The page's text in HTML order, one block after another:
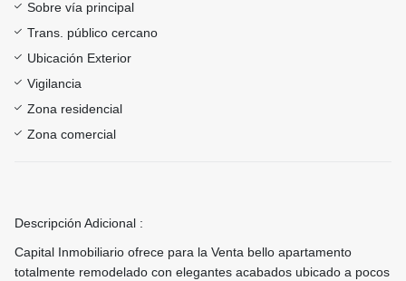
Sobre vía principal
Trans. público cercano
Ubicación Exterior
Vigilancia
Zona residencial
Zona comercial
Descripción Adicional :
Capital Inmobiliario ofrece para la Venta bello apartamento
totalmente remodelado con elegantes acabados ubicado a pocos